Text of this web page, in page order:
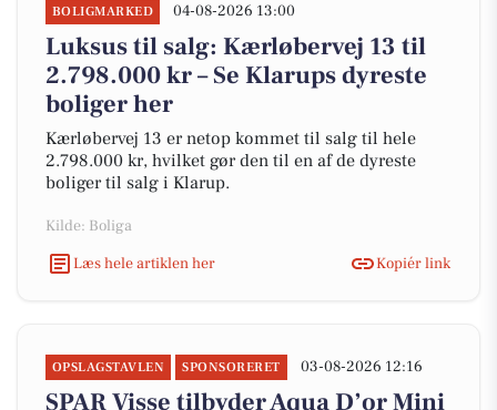
BOLIGMARKED 04-08-2026 13:00
Luksus til salg: Kærløbervej 13 til
2.798.000 kr – Se Klarups dyreste
boliger her
Kærløbervej 13 er netop kommet til salg til hele
2.798.000 kr, hvilket gør den til en af de dyreste
boliger til salg i Klarup.
Kilde: Boliga
Læs hele artiklen her
Kopiér link
OPSLAGSTAVLEN SPONSORERET 03-08-2026 12:16
SPAR Visse tilbyder Aqua D’or Mini